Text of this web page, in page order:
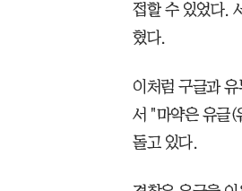
접할 수 있었다.
혔다.
이처럼 구글과
서 "마약은 유글(
돌고 있다.